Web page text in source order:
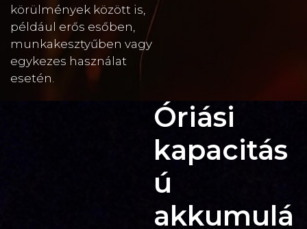
körülmények között is,
például erős esőben,
munkakesztyűben vagy
egykezes használat
esetén.
Óriási
kapacitás
ú
akkumulá